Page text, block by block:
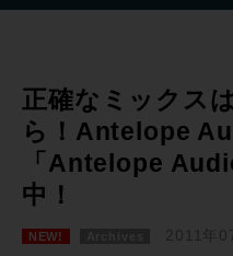
正確なミックス
ら！Antelope
「Antelope
中！
NEW! 2011年